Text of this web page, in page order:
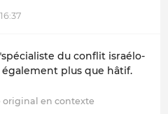
du conflit israélo-
plus que hâtif.